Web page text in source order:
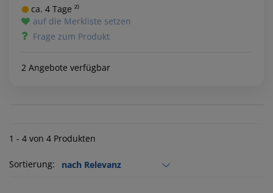
ca. 4 Tage ²⁾
auf die Merkliste setzen
Frage zum Produkt
2 Angebote verfügbar
1 - 4 von 4 Produkten
Sortierung: